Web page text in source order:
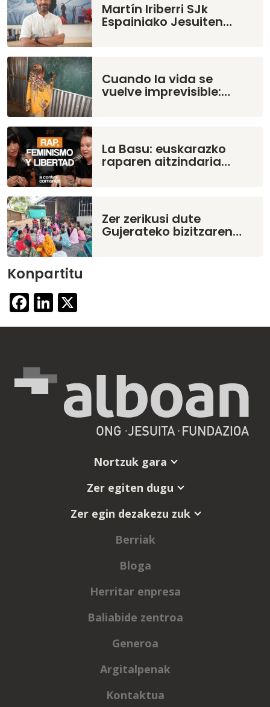
Martín Iriberri SJk
Espainiako Jesuiten…
Cuando la vida se
vuelve imprevisible:…
La Basu: euskarazko
raparen aitzindaria…
Zer zerikusi dute
Gujerateko bizitzaren…
Konpartitu
Facebook
LinkedIn
Nortzuk gara
Zer egiten dugu
Zer egin dezakezu zuk
Berriak
Bloga
Herritar enpresa
Baliabide zentroa
Generoa
Argitalpenak
Kontaktua